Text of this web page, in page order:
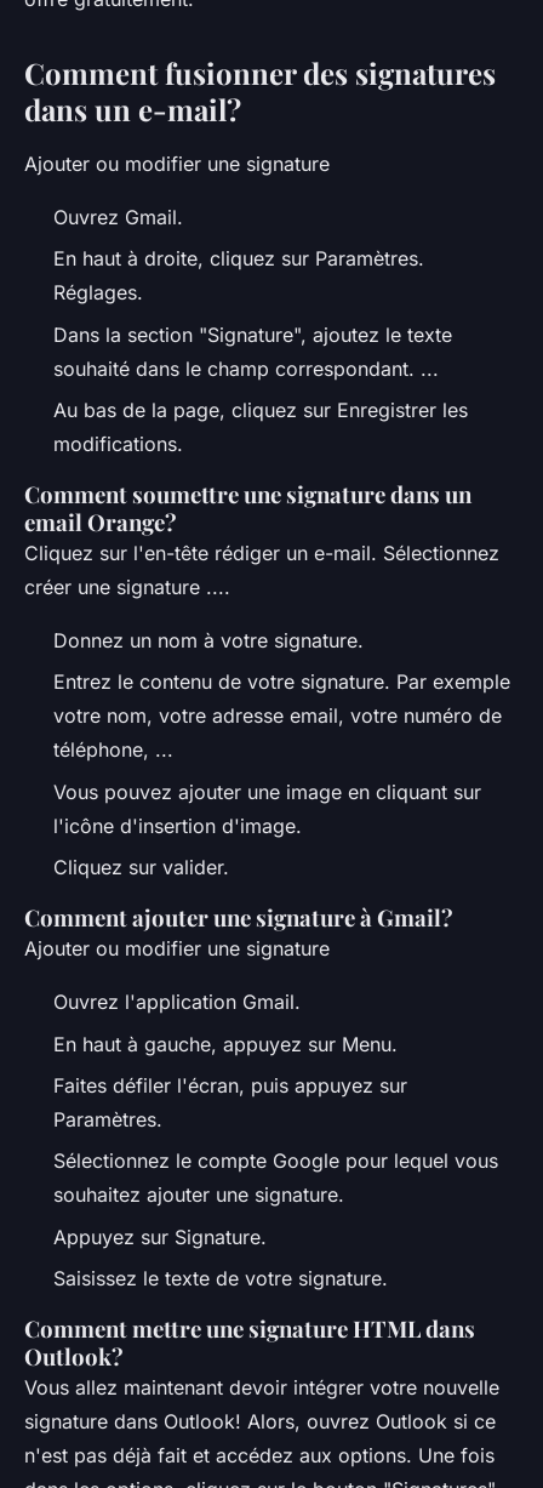
Comment fusionner des signatures
dans un e-mail?
Ajouter ou modifier une signature
Ouvrez Gmail.
En haut à droite, cliquez sur Paramètres.
Réglages.
Dans la section "Signature", ajoutez le texte
souhaité dans le champ correspondant. ...
Au bas de la page, cliquez sur Enregistrer les
modifications.
Comment soumettre une signature dans un
email Orange?
Cliquez sur l'en-tête rédiger un e-mail. Sélectionnez
créer une signature ....
Donnez un nom à votre signature.
Entrez le contenu de votre signature. Par exemple
votre nom, votre adresse email, votre numéro de
téléphone, ...
Vous pouvez ajouter une image en cliquant sur
l'icône d'insertion d'image.
Cliquez sur valider.
Comment ajouter une signature à Gmail?
Ajouter ou modifier une signature
Ouvrez l'application Gmail.
En haut à gauche, appuyez sur Menu.
Faites défiler l'écran, puis appuyez sur
Paramètres.
Sélectionnez le compte Google pour lequel vous
souhaitez ajouter une signature.
Appuyez sur Signature.
Saisissez le texte de votre signature.
Comment mettre une signature HTML dans
Outlook?
Vous allez maintenant devoir intégrer votre nouvelle
signature dans Outlook! Alors, ouvrez Outlook si ce
n'est pas déjà fait et accédez aux options. Une fois